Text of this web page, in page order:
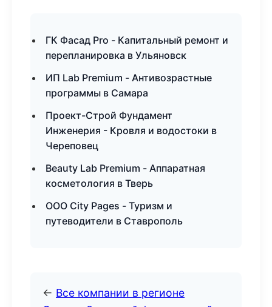
ГК Фасад Pro - Капитальный ремонт и
перепланировка в Ульяновск
ИП Lab Premium - Антивозрастные
программы в Самара
Проект-Строй Фундамент
Инженерия - Кровля и водостоки в
Череповец
Beauty Lab Premium - Аппаратная
косметология в Тверь
ООО City Pages - Туризм и
путеводители в Ставрополь
← Все компании в регионе